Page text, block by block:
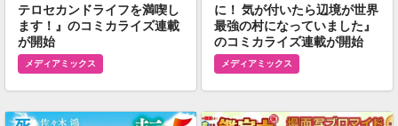
テロセカンドライフを満喫し
ます！』のコミカライズ連載
が開始
メディアミックス
に！ 気が付いたら辺境が世界
最強の村になっていました』
のコミカライズ連載が開始
メディアミックス